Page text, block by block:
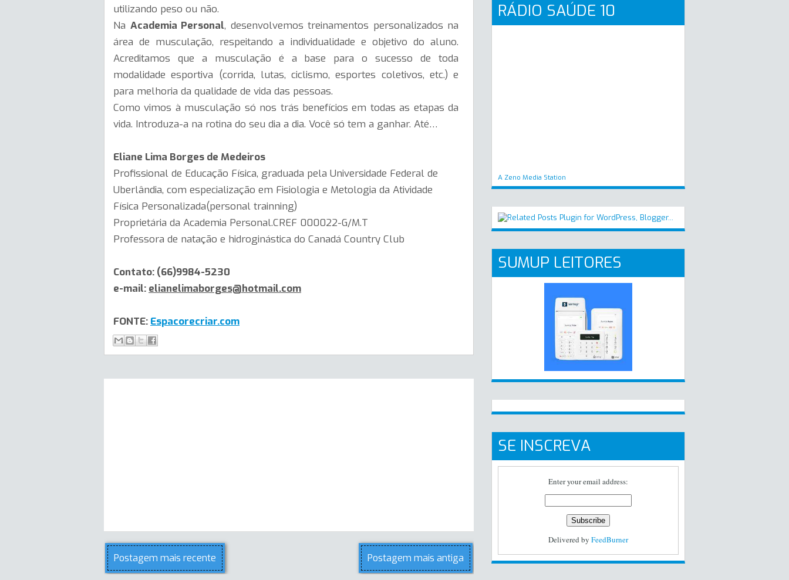
utilizando peso ou não.
Na Academia Personal, desenvolvemos treinamentos personalizados na
área de musculação, respeitando a individualidade e objetivo do aluno.
Acreditamos que a musculação é a base para o sucesso de toda
modalidade esportiva (corrida, lutas, ciclismo, esportes coletivos, etc.) e
para melhoria da qualidade de vida das pessoas.
Como vimos à musculação só nos trás benefícios em todas as etapas da
vida. Introduza-a na rotina do seu dia a dia. Você só tem a ganhar. Até…
Eliane Lima Borges de Medeiros
Profissional de Educação Física, graduada pela Universidade Federal de
Uberlândia, com especialização em Fisiologia e Metologia da Atividade
Física Personalizada(personal trainning)
Proprietária da Academia Personal.CREF 000022-G/M.T
Professora de natação e hidroginástica do Canadá Country Club
Contato: (66)9984-5230
e-mail: elianelimaborges@hotmail.com
FONTE: Espacorecriar.com
Postagem mais recente Postagem mais antiga
RÁDIO SAÚDE 10
A Zeno Media Station
SUMUP LEITORES
SE INSCREVA
Enter your email address:
Delivered by FeedBurner